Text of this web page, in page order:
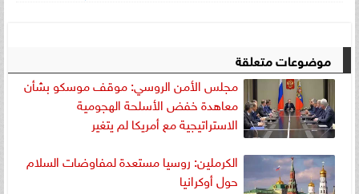
موضوعات متعلقة
مجلس الأمن الروسي: موقف موسكو بشأن
معاهدة خفض الأسلحة الهجومية
الاستراتيجية مع أمريكا لم يتغير
الكرملين: روسيا مستعدة لمفاوضات السلام
حول أوكرانيا